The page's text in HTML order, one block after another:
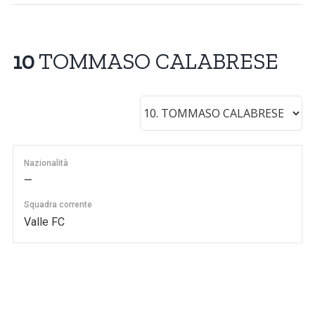
10TOMMASO CALABRESE
Nazionalità
—
Squadra corrente
Valle FC